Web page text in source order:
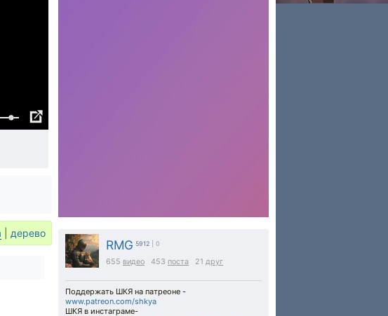
RMG 5912 | 0
655 видео 453 поста 21 друг
Поддержать ШКЯ на патреоне -
www.patreon.com/shkya
ШКЯ в инстаграме-
дерево